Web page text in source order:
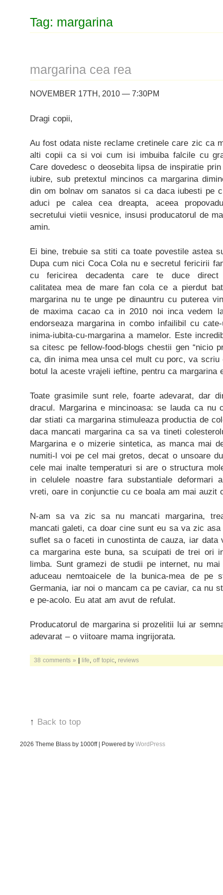
Tag: margarina
margarina cea rea
NOVEMBER 17TH, 2010 — 7:30PM
Dragi copii,
Au fost odata niste reclame cretinele care zic ca
alti copii ca si voi cum isi imbuiba falcile cu
Care dovedesc o deosebita lipsa de inspiratie
iubire, sub pretextul mincinos ca margarina
din om bolnav om sanatos si ca daca iubesti pe
aduci pe calea cea dreapta, aceea
secretului vietii vesnice, insusi producatorul de
amin.
Ei bine, trebuie sa stiti ca toate povestile astea
Dupa cum nici Coca Cola nu e secretul fericirii
cu fericirea decadenta care te duce
calitatea mea de mare fan cola ce a pierdut
margarina nu te unge pe dinauntru cu puterea
de maxima cacao ca in 2010 noi inca vedem
endorseaza margarina in combo infailibil cu
inima-iubita-cu-margarina a mamelor. Este
sa citesc pe fellow-food-blogs chestii gen “nicio
ca, din inima mea unsa cel mult cu porc, va scriu
botul la aceste vrajeli ieftine, pentru ca margarina
Toate grasimile sunt rele, foarte adevarat, dar
dracul. Margarina e mincinoasa: se lauda ca nu
dar stiati ca margarina stimuleaza productia de
daca mancati margarina ca sa va tineti
Margarina e o mizerie sintetica, as manca mai
numiti-l voi pe cel mai gretos, decat o unsoare
cele mai inalte temperaturi si are o structura
in celulele noastre fara substantiale deformari
vreti, oare in conjunctie cu ce boala am mai auzit
N-am sa va zic sa nu mancati margarina,
mancati galeti, ca doar cine sunt eu sa va zic
suflet sa o faceti in cunostinta de cauza, iar data
ca margarina este buna, sa scuipati de trei ori
limba. Sunt gramezi de studii pe internet, nu mai
aduceau nemtoaicele de la bunica-mea de pe
Germania, iar noi o mancam ca pe caviar, ca nu
e pe-acolo. Eu atat am avut de refulat.
Producatorul de margarina si prozelitii lui ar
adevarat – o viitoare mama ingrijorata.
38 comments » | life off topic reviews
↑ Back to top
2026 Theme Blass by 1000ff | Powered by WordPress